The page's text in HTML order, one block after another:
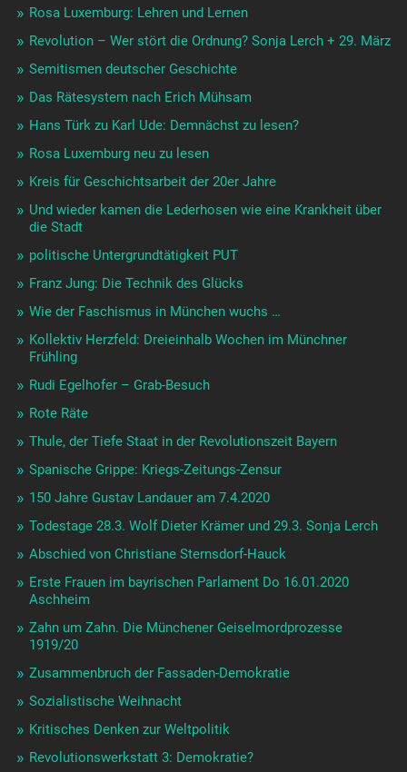
Rosa Luxemburg: Lehren und Lernen
Revolution – Wer stört die Ordnung? Sonja Lerch + 29. März
Semitismen deutscher Geschichte
Das Rätesystem nach Erich Mühsam
Hans Türk zu Karl Ude: Demnächst zu lesen?
Rosa Luxemburg neu zu lesen
Kreis für Geschichtsarbeit der 20er Jahre
Und wieder kamen die Lederhosen wie eine Krankheit über
die Stadt
politische Untergrundtätigkeit PUT
Franz Jung: Die Technik des Glücks
Wie der Faschismus in München wuchs …
Kollektiv Herzfeld: Dreieinhalb Wochen im Münchner
Frühling
Rudi Egelhofer – Grab-Besuch
Rote Räte
Thule, der Tiefe Staat in der Revolutionszeit Bayern
Spanische Grippe: Kriegs-Zeitungs-Zensur
150 Jahre Gustav Landauer am 7.4.2020
Todestage 28.3. Wolf Dieter Krämer und 29.3. Sonja Lerch
Abschied von Christiane Sternsdorf-Hauck
Erste Frauen im bayrischen Parlament Do 16.01.2020
Aschheim
Zahn um Zahn. Die Münchener Geiselmordprozesse
1919/20
Zusammenbruch der Fassaden-Demokratie
Sozialistische Weihnacht
Kritisches Denken zur Weltpolitik
Revolutionswerkstatt 3: Demokratie?